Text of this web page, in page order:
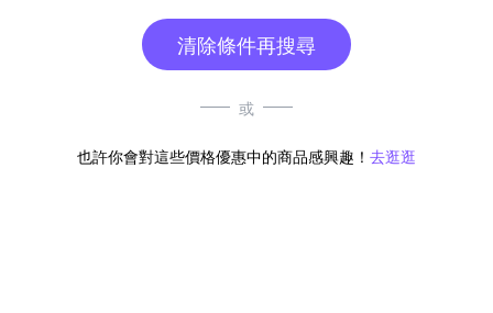
清除條件再搜尋
或
也許你會對這些價格優惠中的商品感興趣！ 去逛逛